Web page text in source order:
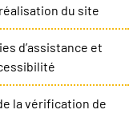
du site
d’assistance et
la vérification de